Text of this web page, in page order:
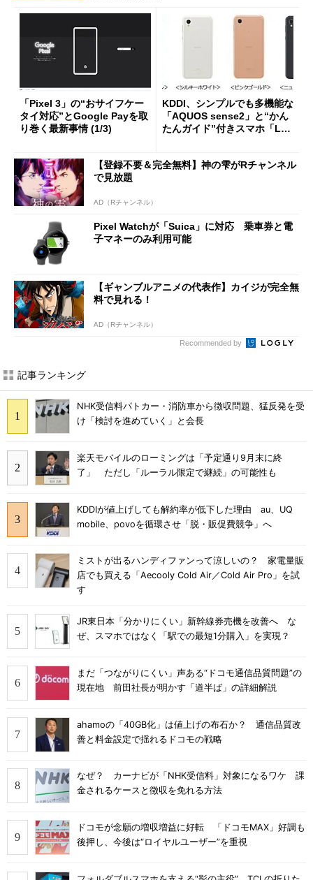
「Pixel 3」の“おサイフケー
タイ対応”とGoogle Payを取
り巻く最新事情 (1/3)
KDDI、シンプルでも多機能な
「AQUOS sense2」と“かん
たんガイド”付きスマホ「LG
【登録不要＆完全無料】神の雫がRチャンネル
で見放題
AD（Rチャンネル）
Pixel Watchが「Suica」に対応 乗車券と電
子マネーのみ利用可能
【ギャンブルアニメの代表作】カイジが完全無
料で見れる！
AD（Rチャンネル）
Recommended by
記事ランキング
NHK受信料パトカー・消防車から徴収問題、猛反発を受
け「検討を進めていく」と会長
楽天モバイルのローミングは「予定通り9月末に終
了」 ただし「ルーラル限定で継続」の可能性も
KDDIが値上げしても解約率が低下した理由 au、UQ
mobile、povoを循環させ「脱・販促費競争」へ
ミストが出るハンディファンって涼しいの？ 家電量販
店でも買える「Aecooly Cold Air／Cold Air Pro」を試
す
JR東日本「分かりにくい」新幹線券売機を改善へ な
ぜ、スマホではなく「駅での最短1分購入」を実現？
まだ「つながりにくい」声ある“ドコモ通信品質問題”の
現在地 前田社長が明かす「道半ば」の詳細解説
ahamoの「40GB化」は値上げの布石か？ 通信品質改
善と料金設定で揺れるドコモの戦略
なぜ？ カーナビが「NHK受信料」対象になるワケ 課
金されるケースと徴収を免れる方法
ドコモが念願の増収増益に好転 「ドコモMAX」好調も
後押し、今後は“ロイヤルユーザー”を重視